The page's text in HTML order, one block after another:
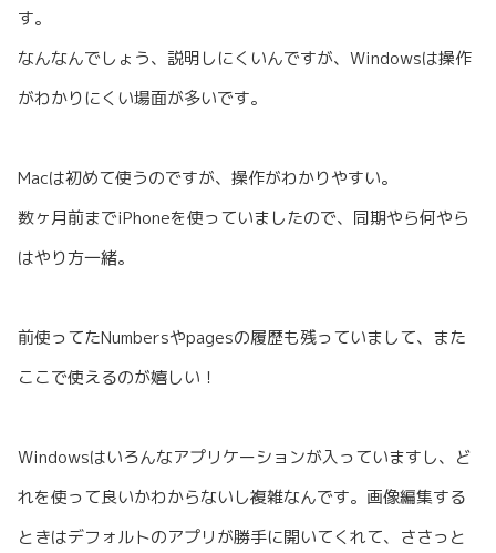
す。
なんなんでしょう、説明しにくいんですが、Windowsは操作
がわかりにくい場面が多いです。
Macは初めて使うのですが、操作がわかりやすい。
数ヶ月前までiPhoneを使っていましたので、同期やら何やら
はやり方一緒。
前使ってたNumbersやpagesの履歴も残っていまして、また
ここで使えるのが嬉しい！
Windowsはいろんなアプリケーションが入っていますし、ど
れを使って良いかわからないし複雑なんです。画像編集する
ときはデフォルトのアプリが勝手に開いてくれて、ささっと